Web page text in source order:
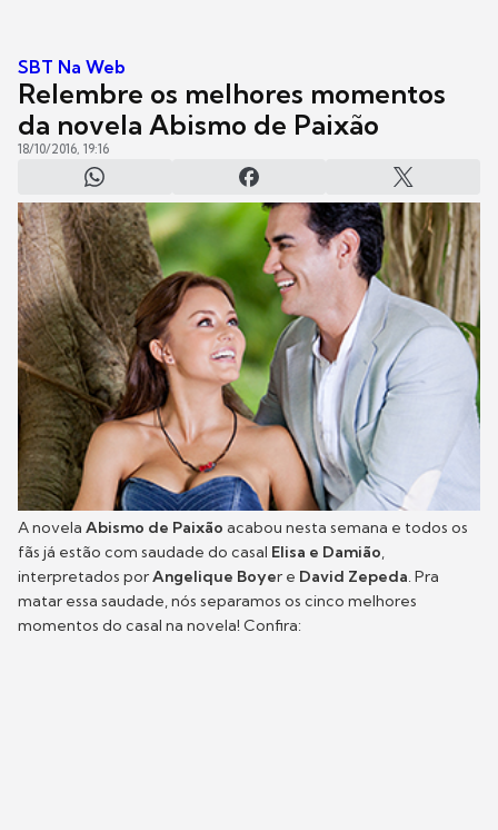
SBT Na Web
Relembre os melhores momentos
da novela Abismo de Paixão
18/10/2016, 19:16
A novela Abismo de Paixão acabou nesta semana e todos os
fãs já estão com saudade do casal Elisa e Damião,
interpretados porAngelique Boyer e David Zepeda. Pra
matar essa saudade, nós separamos os cinco melhores
momentos do casal na novela! Confira: